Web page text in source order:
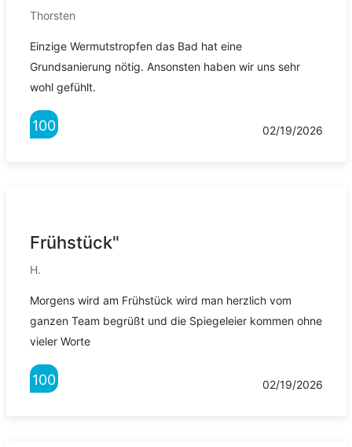
Thorsten
Einzige Wermutstropfen das Bad hat eine
Grundsanierung nötig. Ansonsten haben wir uns sehr
wohl gefühlt.
100 02/19/2026
Frühstück"
H.
Morgens wird am Frühstück wird man herzlich vom
ganzen Team begrüßt und die Spiegeleier kommen ohne
vieler Worte
100 02/19/2026